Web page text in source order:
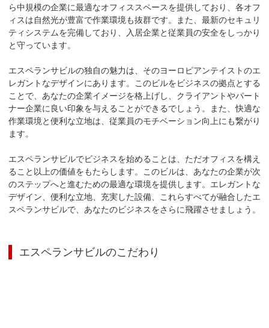
ら中規模の企業に最適なオフィススペースを提供しており、各オフ
ィスは自然光が豊富で作業環境も抜群です。また、最新のセキュリ
ティシステムを完備しており、入居企業と従業員の安全をしっかり
と守っています。
エスペランサビルの独自の魅力は、そのヨーロピアンテイストのエ
レガントなデザインにあります。このビルをビジネスの拠点とする
ことで、あなたの企業イメージを格上げし、クライアントやパート
ナー企業に良い印象を与えることができるでしょう。また、快適な
作業環境と便利な立地は、従業員のモチベーション向上にも繋がり
ます。
エスペランサビルでビジネスを始めることは、ただオフィスを構え
ること以上の価値をもたらします。このビルは、あなたの企業が次
のステップへと進むための最適な環境を提供します。エレガントな
デザイン、便利な立地、充実した設備、これらすべてが融合したエ
スペランサビルで、あなたのビジネスをさらに飛躍させましょう。
エスペランサビルのこだわり